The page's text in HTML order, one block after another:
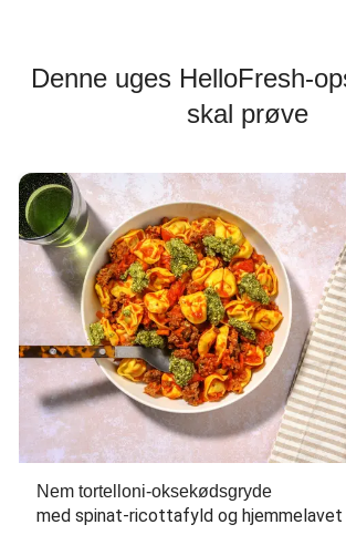
Denne uges HelloFresh-
skal prøve
Nem tortelloni-oksekødsgryde
med spinat-ricottafyld og hjemmelavet